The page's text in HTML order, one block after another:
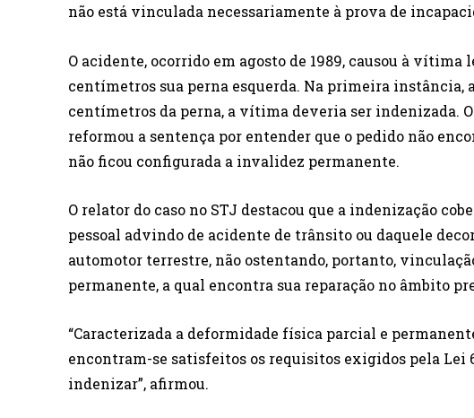
não está vinculada necessariamente à prova de
O acidente, ocorrido em agosto de 1989, causou à
centímetros sua perna esquerda. Na primeira instância,
centímetros da perna, a vítima deveria ser indenizada.
reformou a sentença por entender que o pedido não
não ficou configurada a invalidez permanente.
O relator do caso no STJ destacou que a indenização
pessoal advindo de acidente de trânsito ou daquele
automotor terrestre, não ostentando, portanto,
permanente, a qual encontra sua reparação no âmbito
“Caracterizada a deformidade física parcial e
encontram-se satisfeitos os requisitos exigidos pela Lei
indenizar”, afirmou.